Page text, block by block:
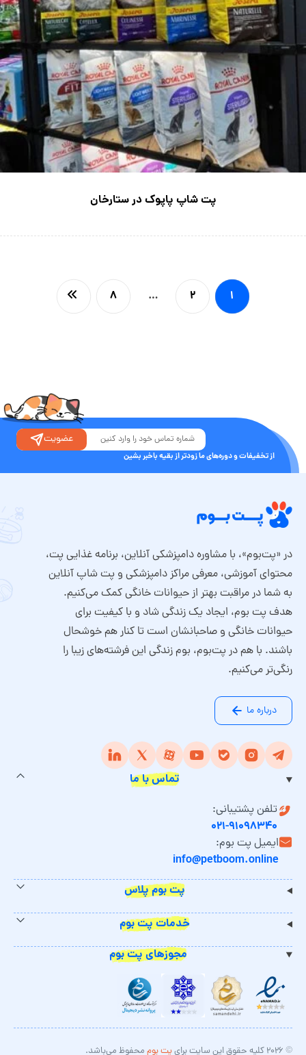
پت شاپ پاپوک در ستارخان
۱ ۲ … ۸
از تخفیفات و دوره‌های ما زودتر از بقیه باخبر بشین
عضویت
در «پت‌بوم»، با مشاوره دامپزشکی آنلاین، برنامه غذایی پت،
محتوای آموزشی، معرفی مراکز دامپزشکی و پت شاپ آنلاین
به شما در مراقبت بهتر از حیوانات خانگی کمک می‌کنیم.
هدف پت بوم، ایجاد یک زندگی شاد و با کیفیت برای
حیوانات خانگی و صاحبانشان است تا کنار هم خوشحال
باشند. با هم در پت‌بوم، بوم زندگی این فرشته‌های زیبا را
رنگی‌تر می‌کنیم.
درباره ما
تماس با ما
تلفن پشتیبانی:
۰۲۱-۹۱۰۹۸۳۴۰
ایمیل پت بوم:
info@petboom.online
پت بوم پلاس
خدمات پت بوم
مجوزهای پت بوم
© ۲۰۲۶ کلیه حقوق این سایت برای پت بوم محفوظ می‌باشد.